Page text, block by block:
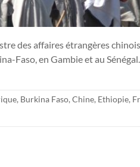
des affaires étrangères
Faso, en Gambie et au
, Burkina Faso, Chine, Ethiopie,